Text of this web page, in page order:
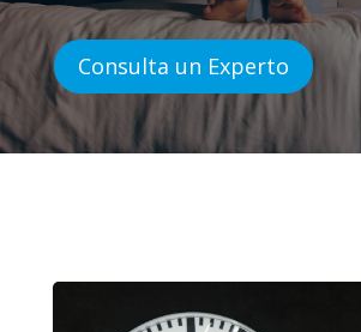
Consulta un Experto